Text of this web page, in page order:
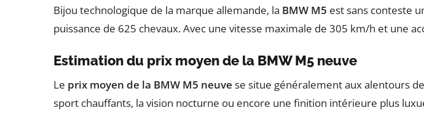
Bijou technologique de la marque allemande, la BMW M5 est sans conteste
puissance de 625 chevaux. Avec une vitesse maximale de 305 km/h et une
Estimation du prix moyen de la BMW M5 neuve
Le prix moyen de la BMW M5 neuve se situe généralement aux alentours
sport chauffants, la vision nocturne ou encore une finition intérieure plus